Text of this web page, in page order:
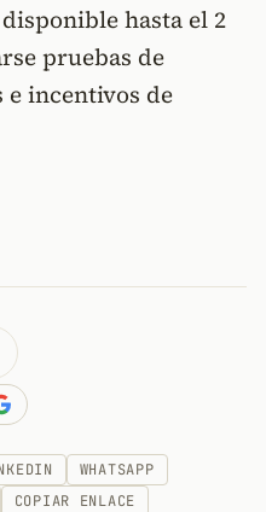
hasta el 2
pruebas de
incentivos de
WHATSAPP
COPIAR ENLACE